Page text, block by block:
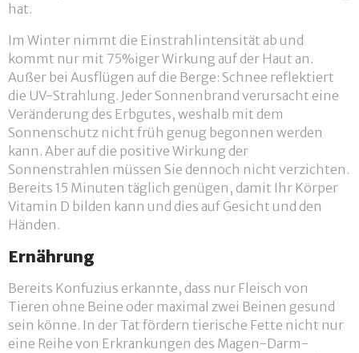
hat.
Im Winter nimmt die Einstrahlintensität ab und
kommt nur mit 75%iger Wirkung auf der Haut an.
Außer bei Ausflügen auf die Berge: Schnee reflektiert
die UV-Strahlung. Jeder Sonnenbrand verursacht eine
Veränderung des Erbgutes, weshalb mit dem
Sonnenschutz nicht früh genug begonnen werden
kann. Aber auf die positive Wirkung der
Sonnenstrahlen müssen Sie dennoch nicht verzichten.
Bereits 15 Minuten täglich genügen, damit Ihr Körper
Vitamin D bilden kann und dies auf Gesicht und den
Händen.
Ernährung
Bereits Konfuzius erkannte, dass nur Fleisch von
Tieren ohne Beine oder maximal zwei Beinen gesund
sein könne. In der Tat fördern tierische Fette nicht nur
eine Reihe von Erkrankungen des Magen-Darm-